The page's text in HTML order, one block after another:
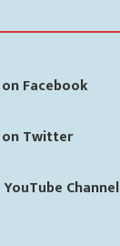
Facebook
Twitter
Channel